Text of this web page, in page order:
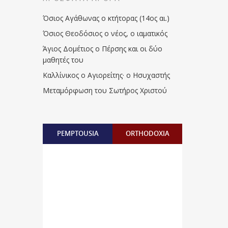
Όσιος Αγάθωνας ο κτήτορας (14ος αι.)
Όσιος Θεοδόσιος ο νέος, ο ιαματικός
Άγιος Δομέτιος ο Πέρσης και οι δύο
μαθητές του
Καλλίνικος ο Αγιορείτης · ο Ησυχαστής
Μεταμόρφωση του Σωτήρος Χριστού
PEMPTOUSIA ORTHODOXIA